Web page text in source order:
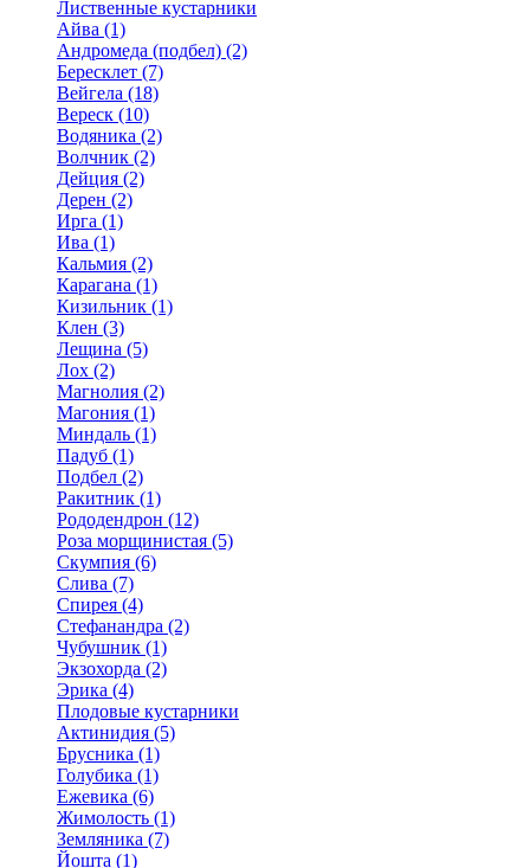
Лиственные кустарники
Айва (1)
Андромеда (подбел) (2)
Бересклет (7)
Вейгела (18)
Вереск (10)
Водяника (2)
Волчник (2)
Дейция (2)
Дерен (2)
Ирга (1)
Ива (1)
Кальмия (2)
Карагана (1)
Кизильник (1)
Клен (3)
Лещина (5)
Лох (2)
Магнолия (2)
Магония (1)
Миндаль (1)
Падуб (1)
Подбел (2)
Ракитник (1)
Рододендрон (12)
Роза морщинистая (5)
Скумпия (6)
Слива (7)
Спирея (4)
Стефанандра (2)
Чубушник (1)
Экзохорда (2)
Эрика (4)
Плодовые кустарники
Актинидия (5)
Брусника (1)
Голубика (1)
Ежевика (6)
Жимолость (1)
Земляника (7)
Йошта (1)